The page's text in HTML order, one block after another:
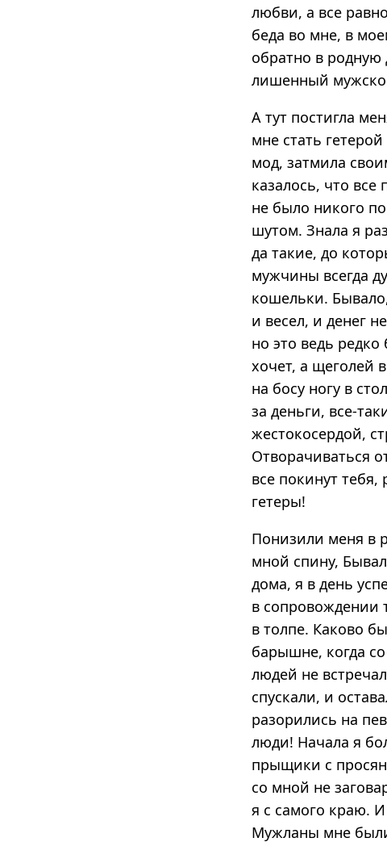
любви, а все
беда во мне, в
обратно в
лишенный
А тут постигла
мне стать
мод, затмила
казалось, что все
не было никого
шутом. Знала я
да такие, до
мужчины всегда
кошельки.
и весел, и денег
но это ведь
хочет, а щеголей
на босу ногу в
за деньги, все-
жестокосердой,
Отворачиваться
все покинут
гетеры!
Понизили меня в
мной спину,
дома, я в день
в сопровождении
в толпе. Каково
барышне, когда
людей не
спускали, и
разорились на
люди! Начала я
прыщики с
со мной не
я с самого краю.
Мужланы мне